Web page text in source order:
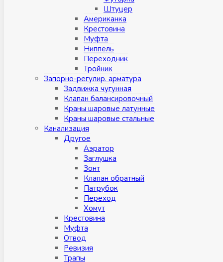
Штуцер
Американка
Крестовина
Муфта
Ниппель
Переходник
Тройник
Запорно-регулир. арматура
Задвижка чугунная
Клапан балансировочный
Краны шаровые латунные
Краны шаровые стальные
Канализация
Другое
Аэратор
Заглушкa
Зонт
Клапан обратный
Патрубок
Переход
Хомут
Крестовина
Муфтa
Отвод
Ревизия
Трапы